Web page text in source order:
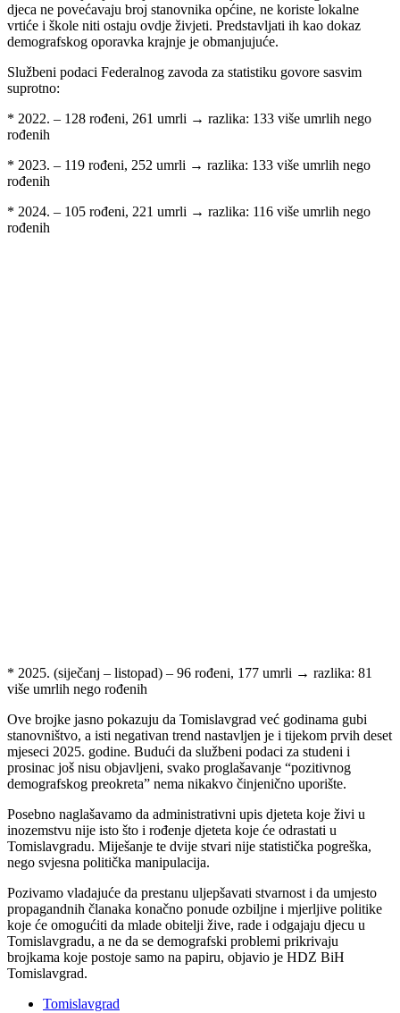
djeca ne povećavaju broj stanovnika općine, ne koriste lokalne
vrtiće i škole niti ostaju ovdje živjeti. Predstavljati ih kao dokaz
demografskog oporavka krajnje je obmanjujuće.
Službeni podaci Federalnog zavoda za statistiku govore sasvim
suprotno:
* 2022. – 128 rođeni, 261 umrli → razlika: 133 više umrlih nego
rođenih
* 2023. – 119 rođeni, 252 umrli → razlika: 133 više umrlih nego
rođenih
* 2024. – 105 rođeni, 221 umrli → razlika: 116 više umrlih nego
rođenih
* 2025. (siječanj – listopad) – 96 rođeni, 177 umrli → razlika: 81
više umrlih nego rođenih
Ove brojke jasno pokazuju da Tomislavgrad već godinama gubi
stanovništvo, a isti negativan trend nastavljen je i tijekom prvih deset
mjeseci 2025. godine. Budući da službeni podaci za studeni i
prosinac još nisu objavljeni, svako proglašavanje “pozitivnog
demografskog preokreta” nema nikakvo činjenično uporište.
Posebno naglašavamo da administrativni upis djeteta koje živi u
inozemstvu nije isto što i rođenje djeteta koje će odrastati u
Tomislavgradu. Miješanje te dvije stvari nije statistička pogreška,
nego svjesna politička manipulacija.
Pozivamo vladajuće da prestanu uljepšavati stvarnost i da umjesto
propagandnih članaka konačno ponude ozbiljne i mjerljive politike
koje će omogućiti da mlade obitelji žive, rade i odgajaju djecu u
Tomislavgradu, a ne da se demografski problemi prikrivaju
brojkama koje postoje samo na papiru, objavio je HDZ BiH
Tomislavgrad.
Tomislavgrad